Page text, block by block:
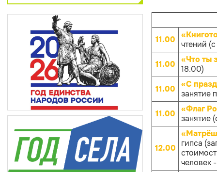
11.00
чтений
11.00
«Что ты
18.00)
11.00
«С
занятие
11.00
«Флаг
занятие
12.00
гипса
человек